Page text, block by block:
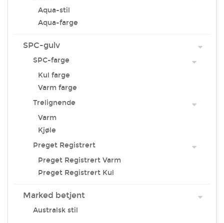
Aqua-stil
Aqua-farge
SPC-gulv
SPC-farge
Kul farge
Varm farge
Trelignende
Varm
Kjøle
Preget Registrert
Preget Registrert Varm
Preget Registrert Kul
Marked betjent
Australsk stil